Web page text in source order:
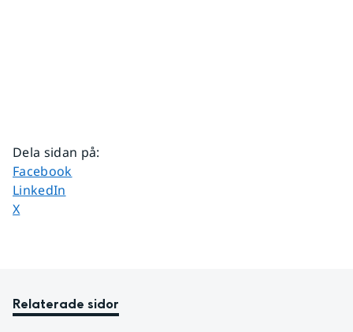
Dela sidan på:
Dela sidan på
Facebook
Dela sidan på
LinkedIn
Dela sidan på
X
Relaterade sidor